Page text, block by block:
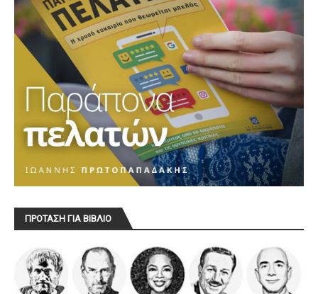
ΠΡΟΤΑΣΗ ΓΙΑ ΒΙΒΛΙΟ